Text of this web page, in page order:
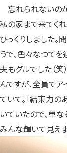
忘れられないの
私の家まで来てく
びっくりしました
うで、色々なつて
夫もグルでした（
んですが、全員で
ていて。「結束力
いていたので、単
みんな輝いて見え